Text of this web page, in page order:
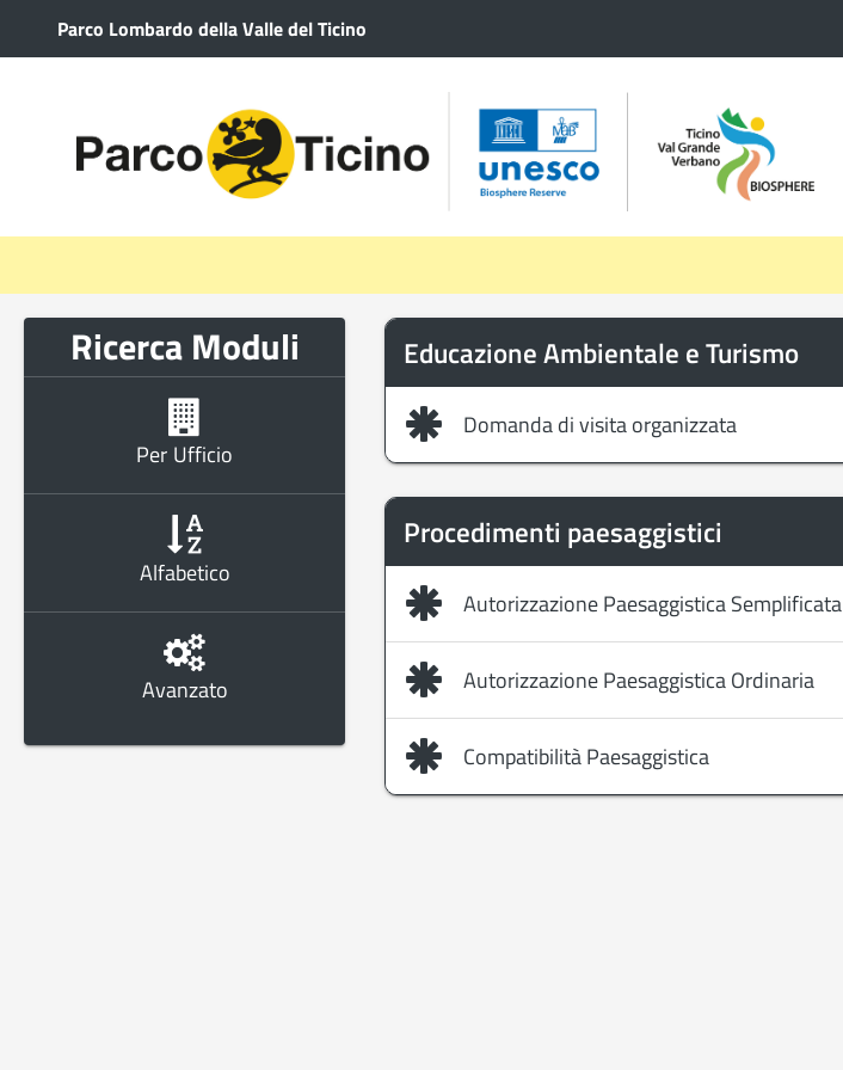
Salta al contenuto principale
Parco Lombardo della Valle del Ticino
Ricerca Moduli
Per Ufficio
Alfabetico
Avanzato
Educazione Ambientale e Turismo
Domanda di visita organizzata
Procedimenti paesaggistici
Autorizzazione Paesaggistica Semplificata
Autorizzazione Paesaggistica Ordinaria
Compatibilità Paesaggistica